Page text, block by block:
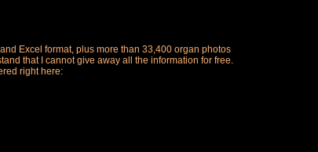
Excel format, plus more than 33,400 organ photos
that I cannot give away all the information for free.
right here: